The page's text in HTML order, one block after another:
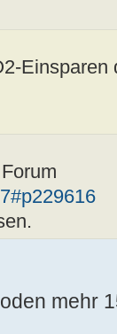
Einsparen
mehr